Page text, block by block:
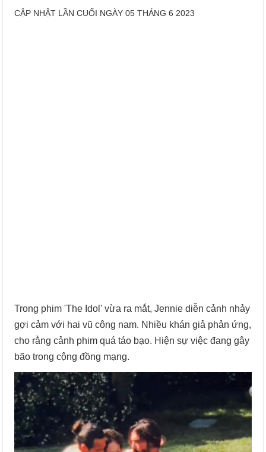
CẬP NHẬT LẦN CUỐI NGÀY 05 THÁNG 6 2023
Trong phim 'The Idol' vừa ra mắt, Jennie diễn cảnh nhảy
gợi cảm với hai vũ công nam. Nhiều khán giả phản ứng,
cho rằng cảnh phim quá táo bạo. Hiện sự việc đang gây
bão trong cộng đồng mạng.